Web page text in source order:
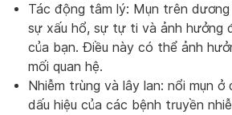
Tác động tâm lý: Mụn trên
sự xấu hổ, sự tự ti và ảnh hưởng
của bạn. Điều này có thể ảnh
mối quan hệ.
Nhiễm trùng và lây lan: nổi mụn
dấu hiệu của các bệnh truyền